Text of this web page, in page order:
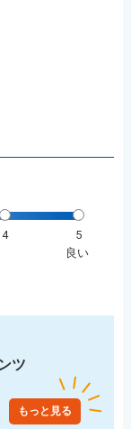
4
5
良い
ツ
もっと見る